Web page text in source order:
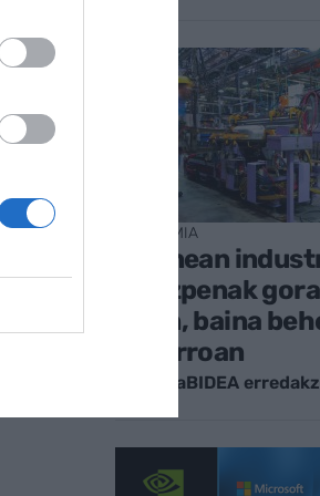
EKONOMIA
Ekainean
ekoizpenak
EAEn, baina
Nafarroan
EnpresaBIDEA